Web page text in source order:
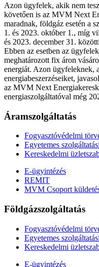
Azon ügyfelek, akik nem
követően is az MVM Next
maradnak, földgáz esetén a
1. és 2023. október 1., míg
és 2023. december 31.
Ebben az esetben az
meghatározott fix áron
energiát. Azon ügyfeleknek,
energiabeszerzéseiket,
az MVM Next
energiaszolgáltatóval még
Áramszolgáltatás
Fogyasztóvédelmi
Egyetemes
Kereskedelmi
E-ügyintézés
REMIT
MVM Csoport
Földgázszolgáltatás
Fogyasztóvédelmi
Egyetemes
Kereskedelmi
E-ügyintézés